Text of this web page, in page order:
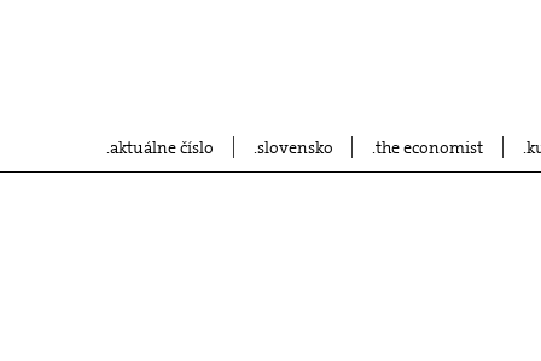
aktuálne číslo slovensko the economist